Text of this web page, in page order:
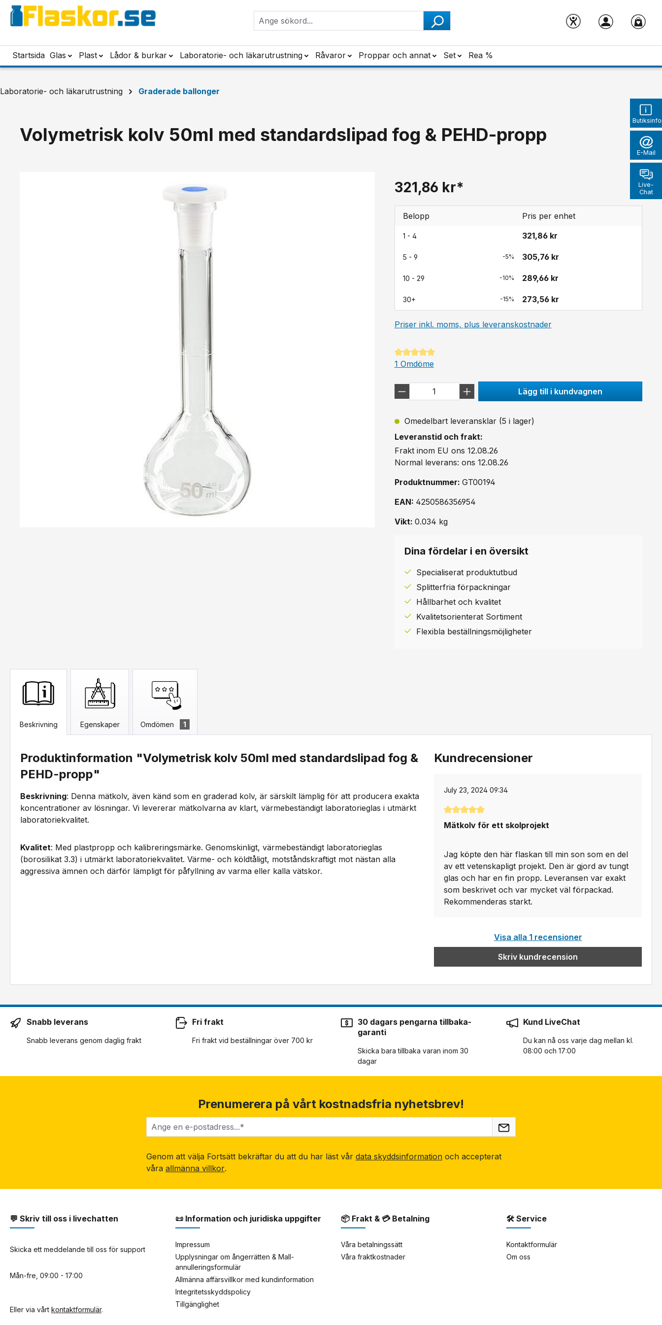
till huvudinnehåll
Hoppa till sökning
Hoppa till huvudnavigering
E-Mail
Live-
Chat
Startsida Glas Plast Lådor & burkar Laboratorie- och läkarutrustning Råvaror Proppar och annat Set Rea %
Laboratorie- och läkarutrustning Graderade ballonger
Volymetrisk kolv 50ml med standardslipad fog & PEHD-propp
321,86 kr*
Belopp Pris per enhet
1 - 4 321,86 kr
5 - 9 -5% 305,76 kr
10 - 29 -10% 289,66 kr
30+ -15% 273,56 kr
Priser inkl. moms, plus leveranskostnader
Genomsnittligt betyg på 5 av 5 stjärnor
1 Omdöme
Lägg till i kundvagnen
Omedelbart leveransklar (5 i lager)
Leveranstid och frakt:
Frakt inom EU ons 12.08.26
Normal leverans: ons 12.08.26
Produktnummer: GT00194
EAN: 4250586356954
Vikt: 0.034 kg
Dina fördelar i en översikt
Specialiserat produktutbud
Splitterfria förpackningar
Hållbarhet och kvalitet
Kvalitetsorienterat Sortiment
Flexibla beställningsmöjligheter
Beskrivning Egenskaper Omdömen 1
Produktinformation "Volymetrisk kolv 50ml med standardslipad fog &
PEHD-propp"
Beskrivning: Denna mätkolv, även känd som en graderad kolv, är särskilt lämplig för att producera exakta
koncentrationer av lösningar. Vi levererar mätkolvarna av klart, värmebeständigt laboratorieglas i utmärkt
laboratoriekvalitet.
Kvalitet: Med plastpropp och kalibreringsmärke. Genomskinligt, värmebeständigt laboratorieglas
(borosilikat 3.3) i utmärkt laboratoriekvalitet. Värme- och köldtåligt, motståndskraftigt mot nästan alla
aggressiva ämnen och därför lämpligt för påfyllning av varma eller kalla vätskor.
Kundrecensioner
July 23, 2024 09:34
Genomsnittligt betyg på 5 av 5 stjärnor
Mätkolv för ett skolprojekt
Jag köpte den här flaskan till min son som en del
av ett vetenskapligt projekt. Den är gjord av tungt
glas och har en fin propp. Leveransen var exakt
som beskrivet och var mycket väl förpackad.
Rekommenderas starkt.
Visa alla 1 recensioner
Skriv kundrecension
Snabb leverans
Snabb leverans genom daglig frakt
Fri frakt
Fri frakt vid beställningar över 700 kr
30 dagars pengarna tillbaka-
garanti
Skicka bara tillbaka varan inom 30
dagar
Kund LiveChat
Du kan nå oss varje dag mellan kl.
08:00 och 17:00
Prenumerera på vårt kostnadsfria nyhetsbrev!
Genom att välja Fortsätt bekräftar du att du har läst vår data skyddsinformation och accepterat
våra allmänna villkor.
💬 Skriv till oss i livechatten
Skicka ett meddelande till oss för support
Mån-fre, 09:00 - 17:00
Eller via vårt kontaktformulär.
📜 Information och juridiska uppgifter
Impressum
Upplysningar om ångerrätten & Mall-
annulleringsformulär
Allmänna affärsvillkor med kundinformation
Integritetsskyddspolicy
Tillgänglighet
📦 Frakt & 💳 Betalning
Våra betalningssätt
Våra fraktkostnader
🛠 Service
Kontaktformulär
Om oss